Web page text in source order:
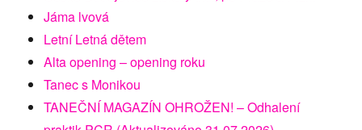
Jáma lvová
Letní Letná dětem
Alta opening – opening roku
Tanec s Monikou
TANEČNÍ MAGAZÍN OHROŽEN! – Odhalení